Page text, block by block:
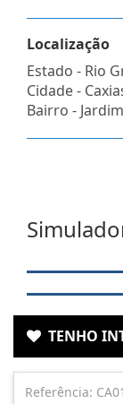
Localização
Estado - Rio
Cidade -
Bairro -
TENHO